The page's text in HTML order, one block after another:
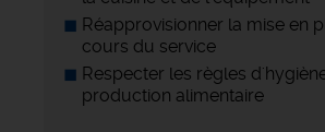
Réapprovisionner la mise en
cours du service
Respecter les règles
production alimentaire